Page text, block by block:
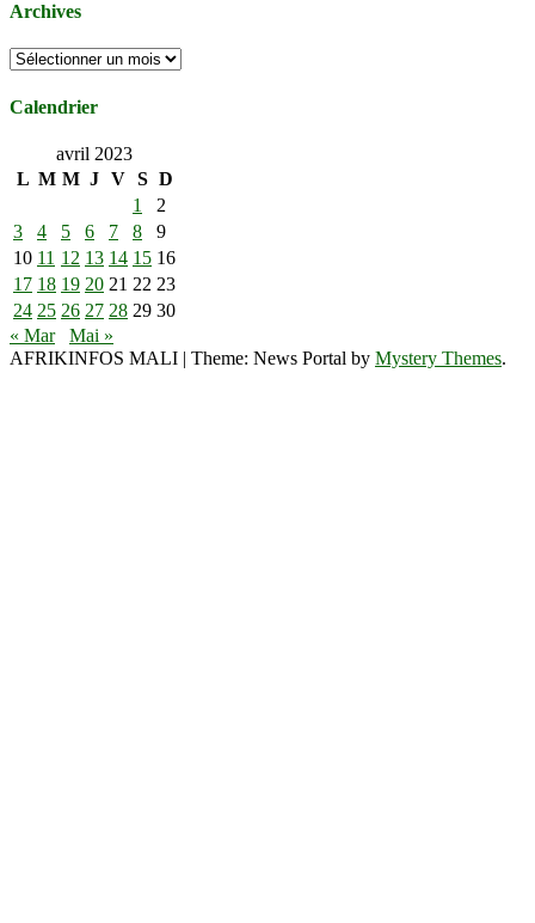
Archives
Archives
Calendrier
avril 2023
L M M J V S D
1
2
3
4 5 6 7 8
9
10 11 12 13 14 15 16
17 18 19 20 21 22 23
24 25 26 27 28 29 30
« Mar
Mai »
AFRIKINFOS MALI | Theme: News Portal by Mystery Themes.